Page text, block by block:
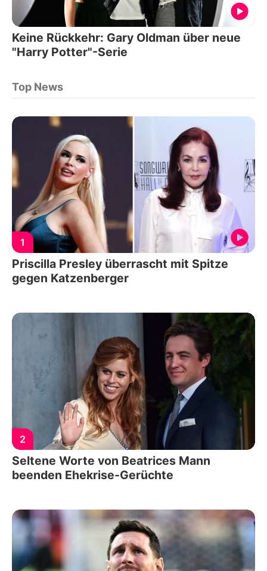
Keine Rückkehr: Gary Oldman über neue
"Harry Potter"-Serie
Top News
1
Priscilla Presley überrascht mit Spitze
gegen Katzenberger
2
Seltene Worte von Beatrices Mann
beenden Ehekrise-Gerüchte